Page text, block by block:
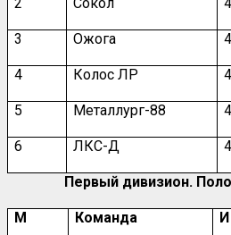
3 Ожога 4
4 Колос ЛР 4
5 Металлург-88 4
6 ЛКС-Д 4
Первый дивизион.
М Команда И